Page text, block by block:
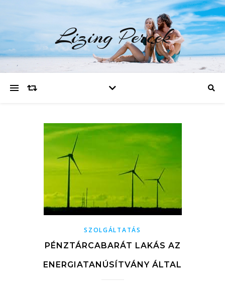
Lizing Percek
SZOLGÁLTATÁS
PÉNZTÁRCABARÁT LAKÁS AZ
ENERGIATANÚSÍTVÁNY ÁLTAL